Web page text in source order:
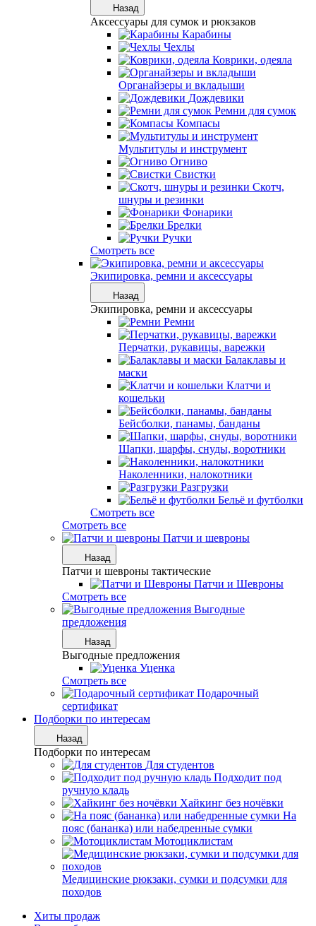
Назад
Аксессуары для сумок и рюкзаков
Карабины
Чехлы
Коврики, одеяла
Органайзеры и вкладыши
Дождевики
Ремни для сумок
Компасы
Мультитулы и инструмент
Огниво
Свистки
Скотч,
шнуры и резинки
Фонарики
Брелки
Ручки
Смотреть все
Экипировка, ремни и аксессуары
Назад
Экипировка, ремни и аксессуары
Ремни
Перчатки, рукавицы, варежки
Балаклавы и
маски
Клатчи и
кошельки
Бейсболки, панамы, банданы
Шапки, шарфы, снуды, воротники
Наколенники, налокотники
Разгрузки
Бельё и футболки
Смотреть все
Смотреть все
Патчи и шевроны
Назад
Патчи и шевроны тактические
Патчи и Шевроны
Смотреть все
Выгодные
предложения
Назад
Выгодные предложения
Уценка
Смотреть все
Подарочный
сертификат
Подборки по интересам
Назад
Подборки по интересам
Для студентов
Подходит под
ручную кладь
Хайкинг без ночёвки
На
пояс (бананка) или набедренные сумки
Мотоциклистам
Медицинские рюкзаки, сумки и подсумки для
походов
Хиты продаж